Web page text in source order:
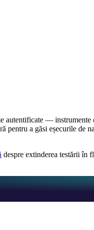
autentificate — instrumente
pentru a găsi eșecurile de
despre extinderea testării în